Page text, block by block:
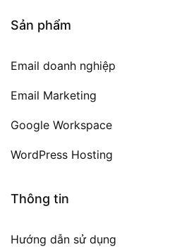
Sản phẩm
Email doanh nghiệp
Email Marketing
Google Workspace
WordPress Hosting
Thông tin
Hướng dẫn sử dụng